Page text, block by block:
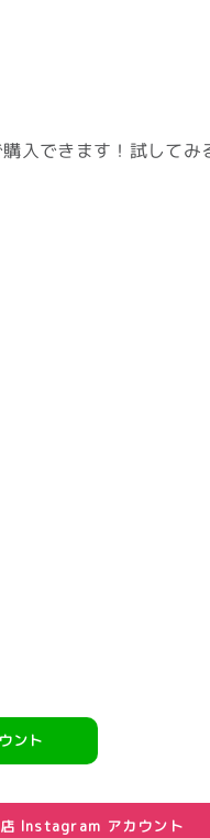
入できます！試して
ント
Instagram アカウント